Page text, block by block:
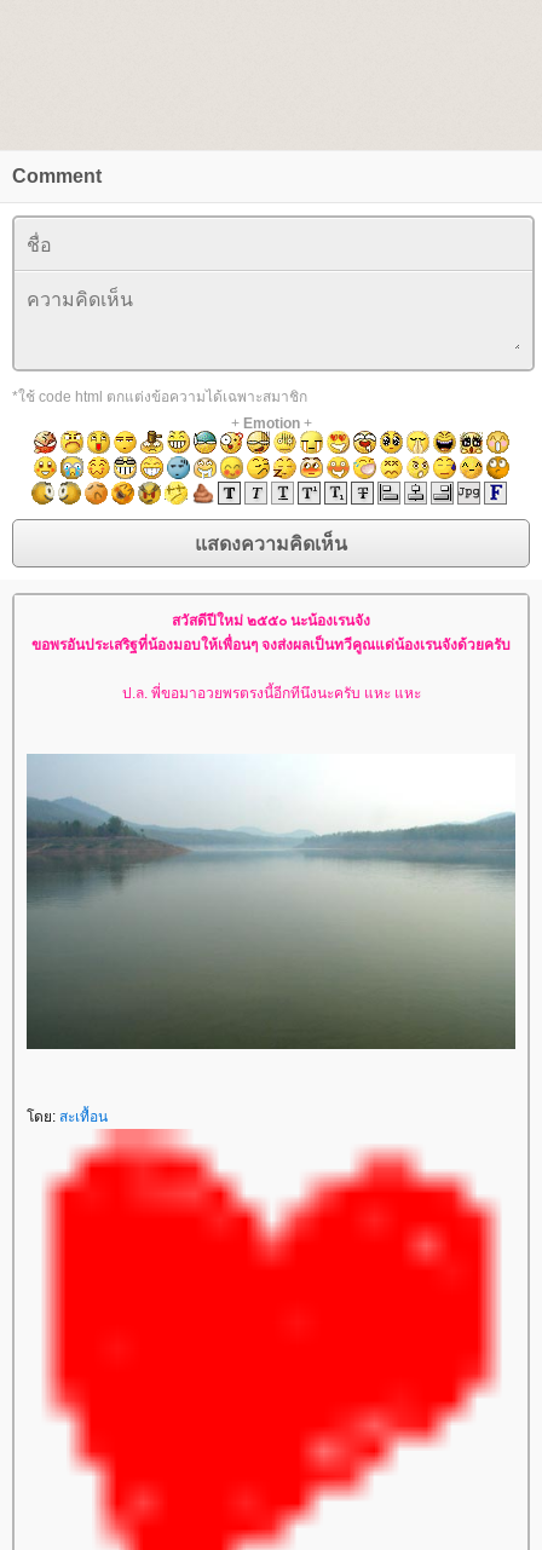
Comment
*ใช้ code html ตกแต่งข้อความได้เฉพาะสมาชิก
+ Emotion+
สวัสดีปีใหม่ ๒๕๕๐ นะน้องเรนจัง
ขอพรอันประเสริฐที่น้องมอบให้เพื่อนๆ จงส่งผลเป็นทวีคูณแด่น้องเรนจังด้วยครับ
ป.ล. พี่ขอมาอวยพรตรงนี้อีกทีนึงนะครับ แหะ แหะ
ดย: สะเทื้อน